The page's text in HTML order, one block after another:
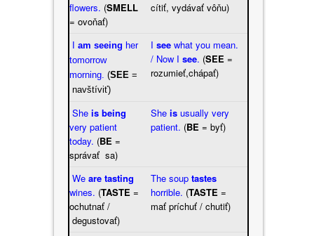
flowers. (SMELL
= ovoňať)
cítiť, vydávať vôňu)
am seeing her
tomorrow
morning. (SEE=
navštíviť)
I seewhat you mean.
/ Now I see. (SEE=
rozumieť,chápať)
She is being
very patient
today. (BE=
správať sa)
Sheisusually very
patient. (BE= byť)
We are tasting
wines. (TASTE=
ochutnať /
degustovať)
The souptastes
horrible. (TASTE=
mať príchuť / chutiť)